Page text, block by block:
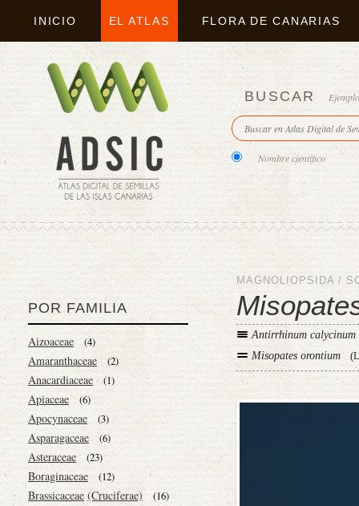
INICIO EL ATLAS FLORA DE CANARIAS
BUSCAR
Nombre científico
POR FAMILIA
Aizoaceae (4)
Amaranthaceae (2)
Anacardiaceae (1)
Apiaceae (6)
Apocynaceae (3)
Asparagaceae (6)
Asteraceae (23)
Boraginaceae (12)
Brassicaceae (Cruciferae) (16)
MAGNOLIOPSIDA /
Antirrhinum calycinum
Misopates orontium